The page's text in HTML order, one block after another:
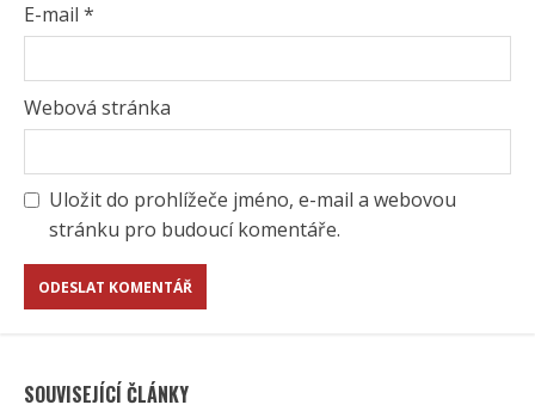
E-mail *
Webová stránka
Uložit do prohlížeče jméno, e-mail a webovou
stránku pro budoucí komentáře.
SOUVISEJÍCÍ ČLÁNKY